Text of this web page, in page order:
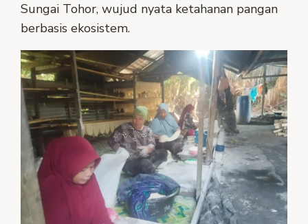
Sungai Tohor, wujud nyata ketahanan pangan
berbasis ekosistem.